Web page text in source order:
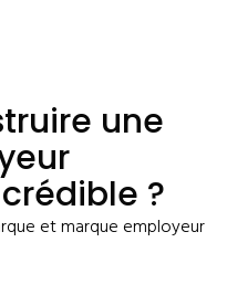
une
?
et marque employeur